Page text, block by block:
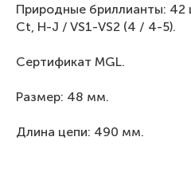
Природные бриллианты: 42
Ct, H-J / VS1-VS2 (4 / 4-5).
Сертификат MGL.
Размер: 48 мм.
Длина цепи: 490 мм.